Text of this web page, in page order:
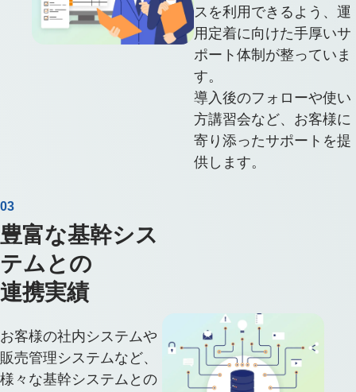
スを利用できるよう、運
用定着に向けた手厚いサ
ポート体制が整っていま
す。
導入後のフォローや使い
方講習会など、お客様に
寄り添ったサポートを提
供します。
03
豊富な基幹シス
テムとの
連携実績
お客様の社内システムや
販売管理システムなど、
様々な基幹システムとの